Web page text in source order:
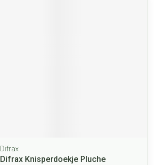
Difrax
Difrax Knisperdoekje Pluche